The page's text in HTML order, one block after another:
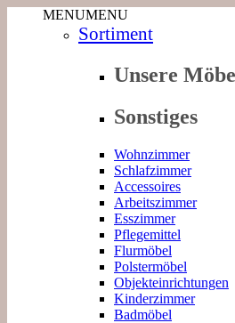
MENUMENU
Sortiment
Unsere
Sonstiges
Wohnzimmer
Schlafzimmer
Accessoires
Arbeitszimmer
Esszimmer
Pflegemittel
Flurmöbel
Polstermöbel
Objekteinrichtungen
Kinderzimmer
Badmöbel